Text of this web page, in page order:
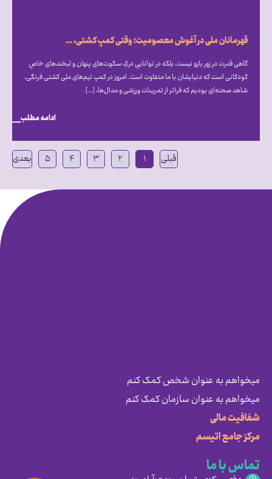
قهرمانان ملی در آغوش معصومیت؛ وقتی کمپ کشتی، میزبان دنیای متفاوت اتیسم شد
گاهی قدرت در زور بازو نیست، بلکه در تواناییِ درکِ سکوت‌های پنهان و لبخندهای خاصِ
کودکانی است که دنیایشان با ما متفاوت است. امروز در کمپ تیم‌های ملی کشتی فرنگی،
شاهد صحنه‌ای بودیم که فراتر از تمرینات ورزشی و مدال‌ها، […]
ادامه مطلب
قبلی ۱ ۲ ۳ ۴ ۵ بعدی
میخواهم به عنوان شخص کمک کنم
میخواهم به عنوان سازمان کمک کنم
شفافیت مالی
مرکز جامع اتیسم
تماس با ما